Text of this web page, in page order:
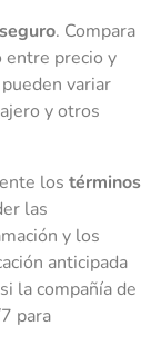
. Compara
entre precio y
variar
y otros
los términos
las
y los
anticipada
la compañía de
para